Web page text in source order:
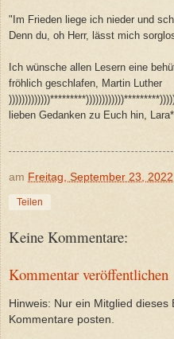
"Im Frieden liege ich nieder und
Denn du, oh Herr, lässt mich
Ich wünsche allen Lesern eine
fröhlich geschlafen, Martin Luther
lieben Gedanken zu Euch hin,
am Freitag, September 23, 2022
Teilen
Keine Kommentare:
Kommentar veröffentlichen
Hinweis: Nur ein Mitglied dieses
Kommentare posten.